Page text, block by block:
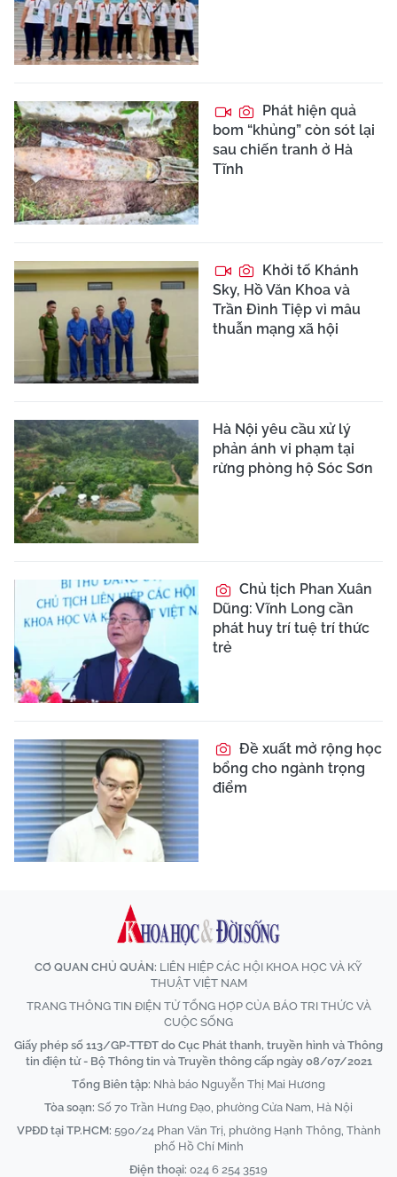
Phát hiện quả
bom “khủng” còn sót lại
sau chiến tranh ở Hà
Tĩnh
Khởi tố Khánh
Sky, Hồ Văn Khoa và
Trần Đình Tiệp vì mâu
thuẫn mạng xã hội
Hà Nội yêu cầu xử lý
phản ánh vi phạm tại
rừng phòng hộ Sóc Sơn
Chủ tịch Phan Xuân
Dũng: Vĩnh Long cần
phát huy trí tuệ trí thức
trẻ
Đề xuất mở rộng học
bổng cho ngành trọng
điểm
CƠ QUAN CHỦ QUẢN: LIÊN HIỆP CÁC HỘI KHOA HỌC VÀ KỸ
THUẬT VIỆT NAM
TRANG THÔNG TIN ĐIỆN TỬ TỔNG HỢP CỦA BÁO TRI THỨC VÀ
CUỘC SỐNG
Giấy phép số 113/GP-TTĐT do Cục Phát thanh, truyền hình và Thông
tin điện tử - Bộ Thông tin và Truyền thông cấp ngày 08/07/2021
Tổng Biên tập: Nhà báo Nguyễn Thị Mai Hương
Tòa soạn: Số 70 Trần Hưng Đạo, phường Cửa Nam, Hà Nội
VPĐD tại TP.HCM: 590/24 Phan Văn Trị, phường Hạnh Thông, Thành
phố Hồ Chí Minh
Điện thoại: 024 6 254 3519